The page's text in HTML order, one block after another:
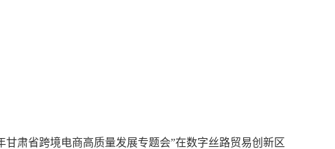
肃省跨境电商高质量发展专题会”在数字丝路贸易创新区